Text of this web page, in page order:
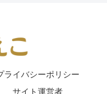
ライバシーポリシー
サイト運営者